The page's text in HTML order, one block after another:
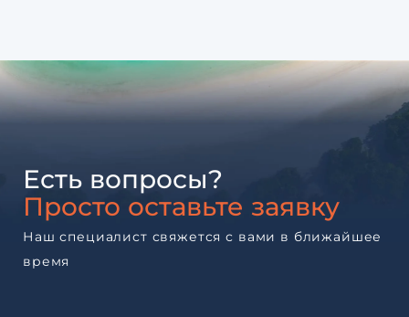
Есть вопросы?
Просто оставьте заявку
Наш специалист свяжется с вами в ближайшее
время